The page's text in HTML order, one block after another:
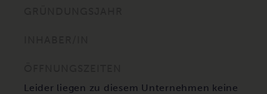
Leider liegen zu diesem Unternehmen keine